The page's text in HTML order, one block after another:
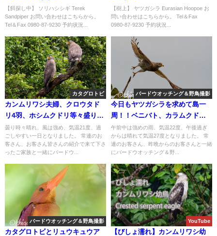
【餌探し中】 ソリハシシギ Terek
Sandpiper お問い合わせはこちらから。
Tel＆Fax 0980-87-9230 予約状況...
【樹上】 ヤツガシラ Eurasian Hoopoe お
問い合わせはこちらから。 Tel＆Fax
0980-87-9230 予約状況...
カタグロトビ
カンムリワシ夫婦、クロウタド
リ4羽、ホシムクドリ等々盛り沢
山のバードウオッチング＆野鳥
撮影ガイド。
曇り時々晴れ、風は強め、気温21度、過
ごしやすい一日となりました。 常連のお
客さん、お客さん皆さんの紹介で来て下さ
ったご家族と一緒にバードウ...
バードウオッチング＆野鳥撮影
今日もヤツガシラを求めて島一
周！！ベニバト、カラムクド
リ、サシバ、クロツラヘラサギ
等など盛り沢山のバードウオッ
チング＆野鳥撮影ガイド!!
午前中は強めの雨、気温22度、午後過ぎ
からは晴れて気温27度となりました。 常
連のお客さん、昨晩からのお客さんと一緒
にバードウオッチング＆野...
バードウオッチング＆野鳥撮影
カタグロトビとリュウキュウア
YouTube
【びしょ濡れ】カンムリワシ幼